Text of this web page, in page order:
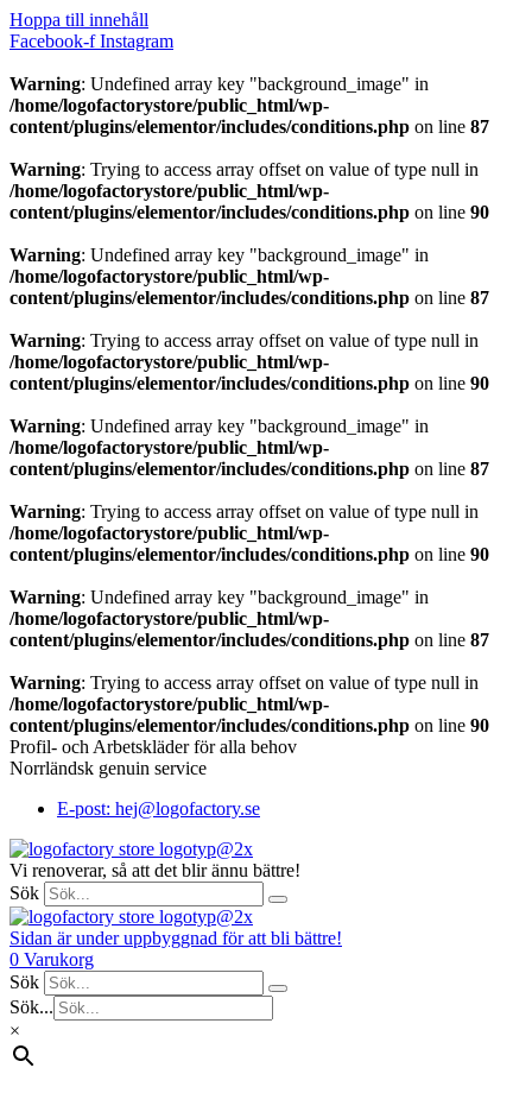
Hoppa till innehåll
Facebook-f Instagram
Warning: Undefined array key "background_image" in
/home/logofactorystore/public_html/wp-
content/plugins/elementor/includes/conditions.php on line 87
Warning: Trying to access array offset on value of type null in
/home/logofactorystore/public_html/wp-
content/plugins/elementor/includes/conditions.php on line 90
Warning: Undefined array key "background_image" in
/home/logofactorystore/public_html/wp-
content/plugins/elementor/includes/conditions.php on line 87
Warning: Trying to access array offset on value of type null in
/home/logofactorystore/public_html/wp-
content/plugins/elementor/includes/conditions.php on line 90
Warning: Undefined array key "background_image" in
/home/logofactorystore/public_html/wp-
content/plugins/elementor/includes/conditions.php on line 87
Warning: Trying to access array offset on value of type null in
/home/logofactorystore/public_html/wp-
content/plugins/elementor/includes/conditions.php on line 90
Warning: Undefined array key "background_image" in
/home/logofactorystore/public_html/wp-
content/plugins/elementor/includes/conditions.php on line 87
Warning: Trying to access array offset on value of type null in
/home/logofactorystore/public_html/wp-
content/plugins/elementor/includes/conditions.php on line 90
Profil- och Arbetskläder för alla behov
Norrländsk genuin service
E-post: hej@logofactory.se
Vi renoverar, så att det blir ännu bättre!
Sök
Sidan är under uppbyggnad för att bli bättre!
0 Varukorg
Sök
Sök...
×